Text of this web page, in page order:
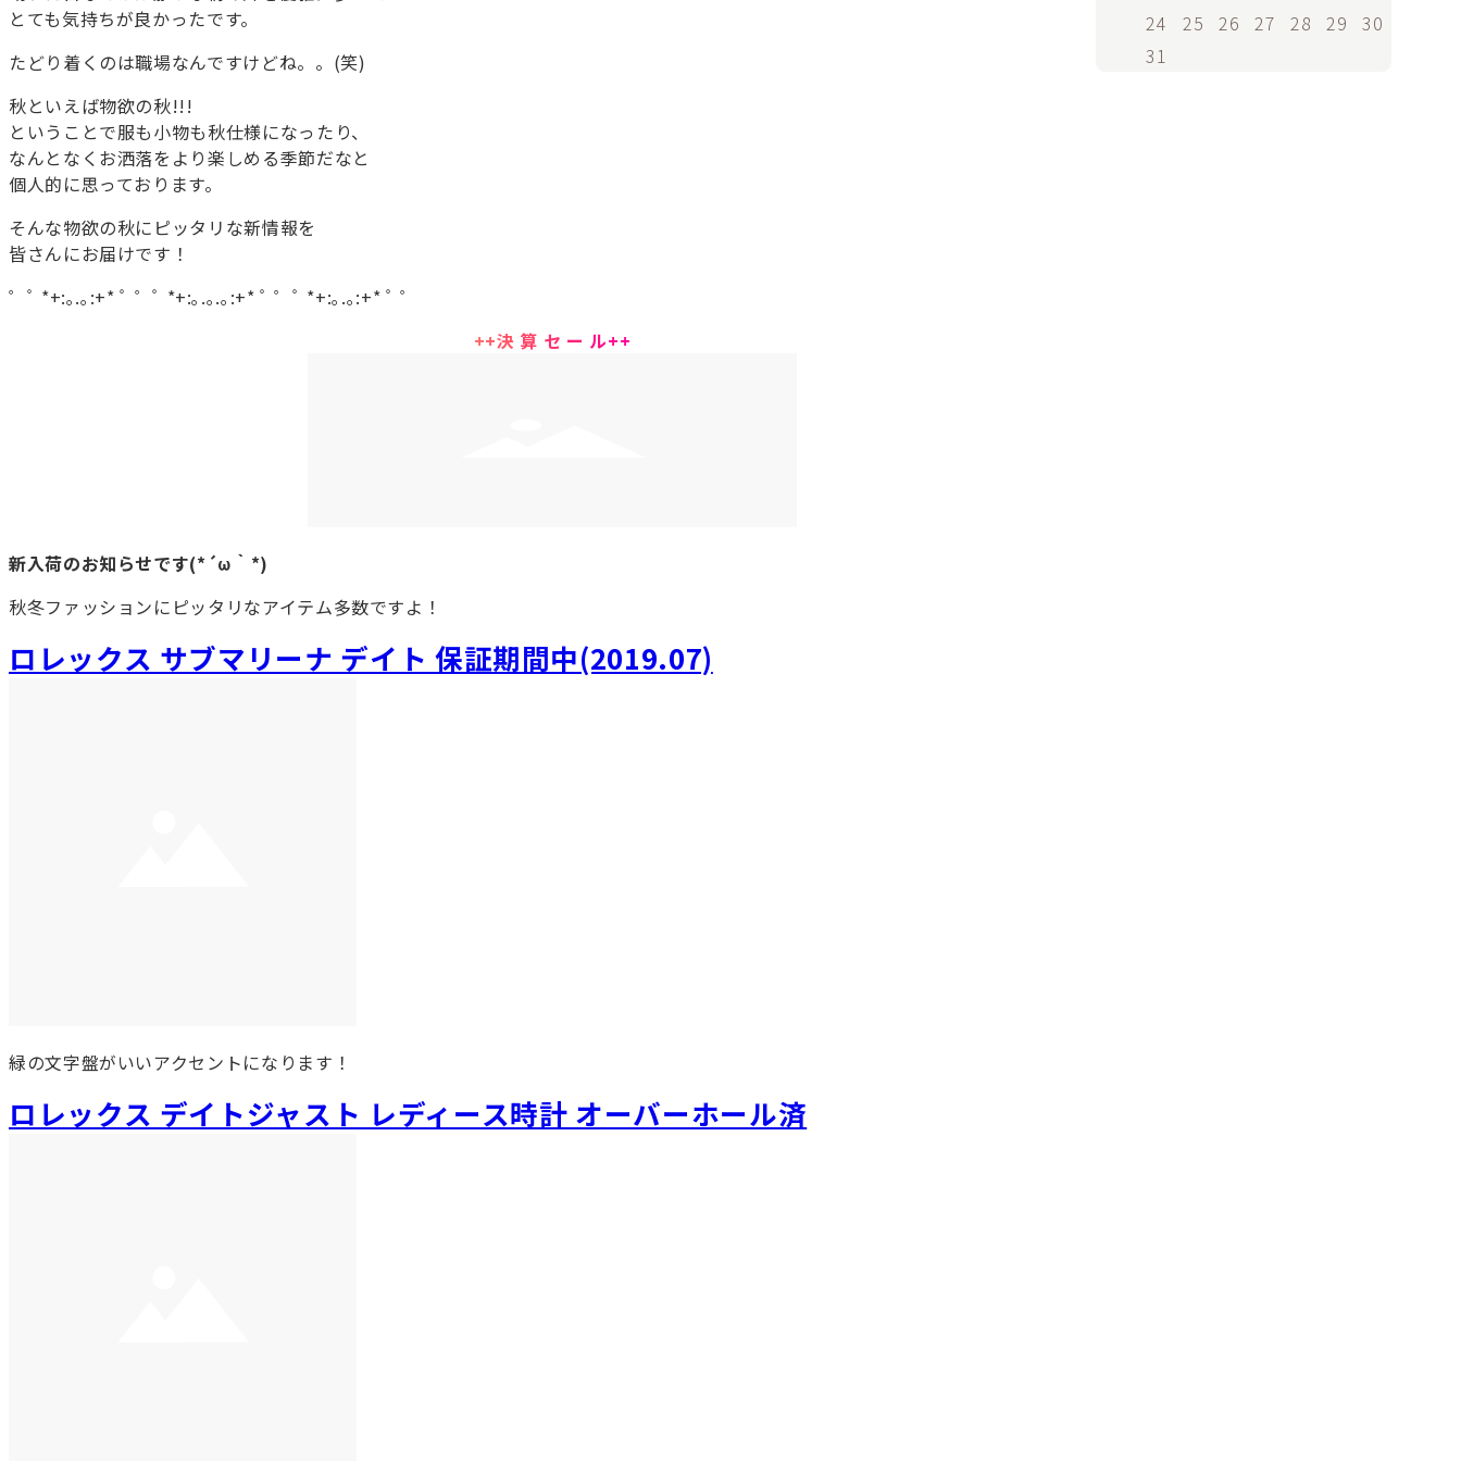
とても気持ちが良かったです。
たどり着くのは職場なんですけどね。。(笑)
秋といえば物欲の秋!!!
ということで服も小物も秋仕様になったり、
なんとなくお洒落をより楽しめる季節だなと
個人的に思っております。
そんな物欲の秋にピッタリな新情報を
皆さんにお届けです！
゜ﾟ *+:｡.｡:+* ﾟ ゜ﾟ *+:｡.｡.｡:+* ﾟ ゜ﾟ *+:｡.｡:+* ﾟ ゜
++決 算 セ ー ル++
新入荷のお知らせです(*´ω｀*)
秋冬ファッションにピッタリなアイテム多数ですよ！
ロレックス サブマリーナ デイト 保証期間中(2019.07)
緑の文字盤がいいアクセントになります！
ロレックス デイトジャスト レディース時計 オーバーホール済
24
25 26 27 28 29
30
31